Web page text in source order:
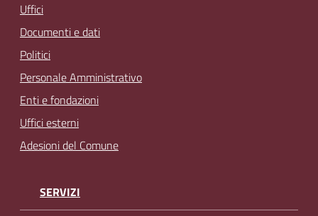
Uffici
Documenti e dati
Politici
Personale Amministrativo
Enti e fondazioni
Uffici esterni
Adesioni del Comune
SERVIZI